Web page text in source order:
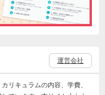
運営会社
リキュラムの内容、学費、